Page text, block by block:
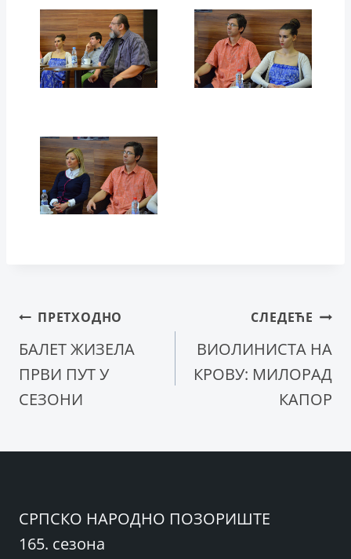
Кретање
чланка
ПРЕТХОДНО
БАЛЕТ ЖИЗЕЛА
ПРВИ ПУТ У
СЕЗОНИ
СЛЕДЕЋЕ
ВИОЛИНИСТА НА
КРОВУ: МИЛОРАД
КАПОР
СРПСКО НАРОДНО ПОЗОРИШТЕ
165. сезона